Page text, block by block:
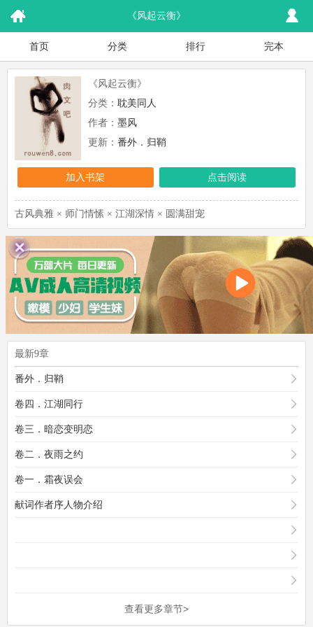
《风起云衡》
首页 分类 排行 完本
《风起云衡》
分类： 耽美同人
作者： 墨风
更新： 番外．归鞘
加入书架 点击阅读
古风典雅 × 师门情愫 × 江湖深情 × 圆满甜宠
最新9章
番外．归鞘
卷四．江湖同行
卷三．暗恋变明恋
卷二．夜雨之约
卷一．霜夜误会
献词作者序人物介绍
查看更多章节>